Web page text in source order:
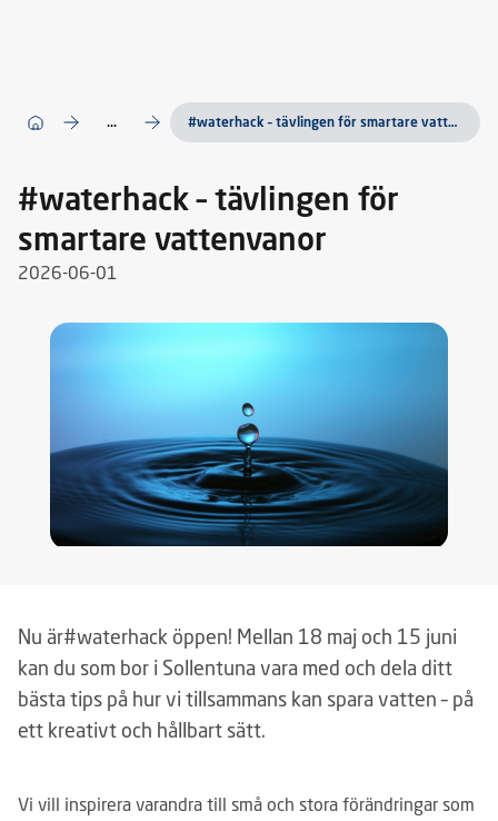
... #waterhack – tävlingen för smartare vattenvanor
#waterhack – tävlingen för
smartare vattenvanor
2026-06-01
Nu är#waterhack öppen! Mellan 18 maj och 15 juni
kan du som bor i Sollentuna vara med och dela ditt
bästa tips på hur vi tillsammans kan spara vatten – på
ett kreativt och hållbart sätt.
Vi vill inspirera varandra till små och stora förändringar som